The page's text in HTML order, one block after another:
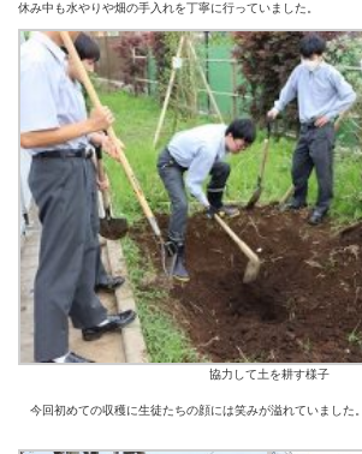
休み中も水やりや畑の手入れを丁寧に行っていました。
協力して土を耕す様子
今回初めての収穫に生徒たちの顔には笑みが溢れていました。